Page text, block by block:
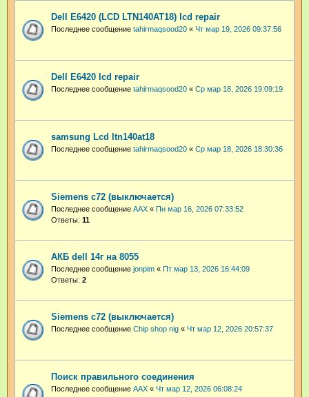
Dell E6420 (LCD LTN140AT18) lcd repair
Последнее сообщение tahirmaqsood20 « Чт мар 19, 2026 09:37:56
Dell E6420 lcd repair
Последнее сообщение tahirmaqsood20 « Ср мар 18, 2026 19:09:19
samsung Lcd ltn140at18
Последнее сообщение tahirmaqsood20 « Ср мар 18, 2026 18:30:36
Siemens c72 (выключается)
Последнее сообщение AAX « Пн мар 16, 2026 07:33:52
Ответы: 11
АКБ dell 14г на 8055
Последнее сообщение jonpim « Пт мар 13, 2026 16:44:09
Ответы: 2
Siemens c72 (выключается)
Последнее сообщение Chip shop nig « Чт мар 12, 2026 20:57:37
Поиск правильного соединения
Последнее сообщение AAX « Чт мар 12, 2026 06:08:24